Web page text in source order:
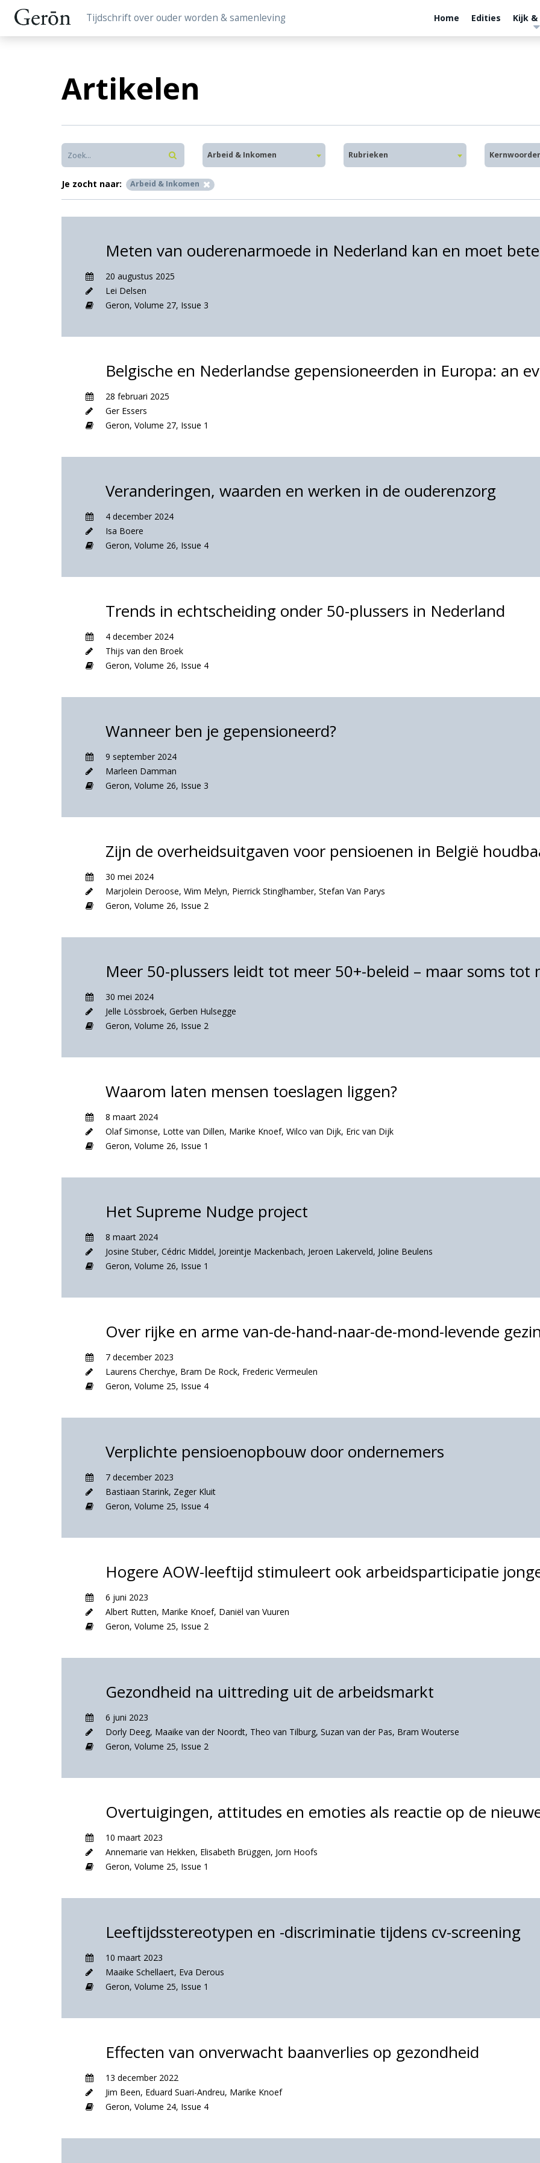
Tijdschrift over ouder worden & samenleving Home Edities Kijk &
Artikelen
Arbeid & Inkomen Rubrieken
Je zocht naar: Arbeid & Inkomen
Meten van ouderenarmoede in Nederland kan en moet
20 augustus 2025
Lei Delsen
Geron, Volume 27, Issue 3
Belgische en Nederlandse gepensioneerden in Europa: an
28 februari 2025
Ger Essers
Geron, Volume 27, Issue 1
Veranderingen, waarden en werken in de ouderenzorg
4 december 2024
Isa Boere
Geron, Volume 26, Issue 4
Trends in echtscheiding onder 50-plussers in Nederland
4 december 2024
Thijs van den Broek
Geron, Volume 26, Issue 4
Wanneer ben je gepensioneerd?
9 september 2024
Marleen Damman
Geron, Volume 26, Issue 3
Zijn de overheidsuitgaven voor pensioenen in België
30 mei 2024
Marjolein Deroose, Wim Melyn, Pierrick Stinglhamber, Stefan Van Parys
Geron, Volume 26, Issue 2
Meer 50-plussers leidt tot meer 50+-beleid – maar soms tot
30 mei 2024
Jelle Lössbroek, Gerben Hulsegge
Geron, Volume 26, Issue 2
Waarom laten mensen toeslagen liggen?
8 maart 2024
Olaf Simonse, Lotte van Dillen, Marike Knoef, Wilco van Dijk, Eric van Dijk
Geron, Volume 26, Issue 1
Het Supreme Nudge project
8 maart 2024
Josine Stuber, Cédric Middel, Joreintje Mackenbach, Jeroen Lakerveld, Joline Beulens
Geron, Volume 26, Issue 1
Over rijke en arme van-de-hand-naar-de-mond-levende
7 december 2023
Laurens Cherchye, Bram De Rock, Frederic Vermeulen
Geron, Volume 25, Issue 4
Verplichte pensioenopbouw door ondernemers
7 december 2023
Bastiaan Starink, Zeger Kluit
Geron, Volume 25, Issue 4
Hogere AOW-leeftijd stimuleert ook arbeidsparticipatie
6 juni 2023
Albert Rutten, Marike Knoef, Daniël van Vuuren
Geron, Volume 25, Issue 2
Gezondheid na uittreding uit de arbeidsmarkt
6 juni 2023
Dorly Deeg, Maaike van der Noordt, Theo van Tilburg, Suzan van der Pas, Bram Wouterse
Geron, Volume 25, Issue 2
Overtuigingen, attitudes en emoties als reactie op de
10 maart 2023
Annemarie van Hekken, Elisabeth Brüggen, Jorn Hoofs
Geron, Volume 25, Issue 1
Leeftijdsstereotypen en -discriminatie tijdens cv-screening
10 maart 2023
Maaike Schellaert, Eva Derous
Geron, Volume 25, Issue 1
Effecten van onverwacht baanverlies op gezondheid
13 december 2022
Jim Been, Eduard Suari-Andreu, Marike Knoef
Geron, Volume 24, Issue 4